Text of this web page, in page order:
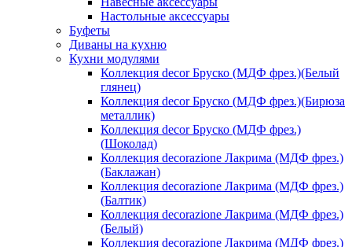
Настольные аксессуары
Буфеты
Диваны на кухню
Кухни модулями
Коллекция decor Бруско (МДФ фрез.)(Белый
глянец)
Коллекция decor Бруско (МДФ фрез.)(Бирюза
металлик)
Коллекция decor Бруско (МДФ фрез.)
(Шоколад)
Коллекция decorazione Лакрима (МДФ фрез.)
(Баклажан)
Коллекция decorazione Лакрима (МДФ фрез.)
(Балтик)
Коллекция decorazione Лакрима (МДФ фрез.)
(Белый)
Коллекция decorazione Лакрима (МДФ фрез.)